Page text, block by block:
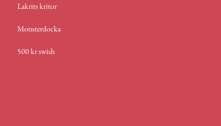
Lakrits kritor
Monsterdocka
500 kr swish